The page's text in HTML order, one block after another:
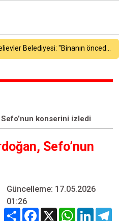
hazırlıklarını sürdürdü
konserini izledi
Sefo’nun
Güncelleme: 17.05.2026
01:26
Share Facebook
X WhatsApp